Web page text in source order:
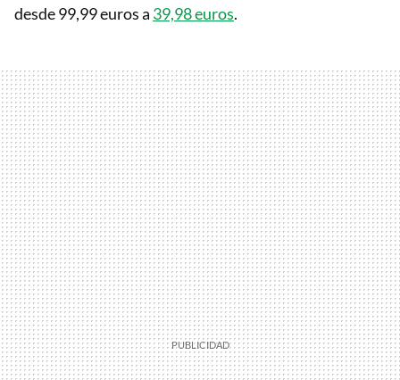
desde 99,99 euros a 39,98 euros.